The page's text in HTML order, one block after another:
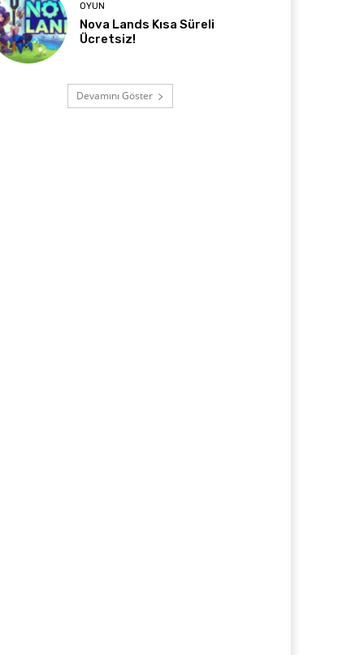
OYUN
Nova Lands Kısa Süreli
Ücretsiz!
Devamını Göster